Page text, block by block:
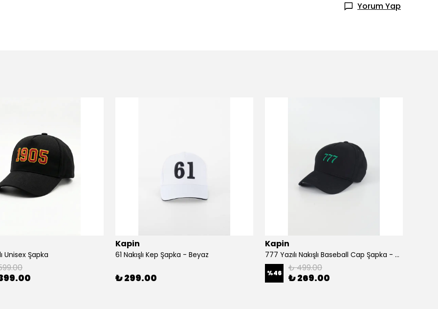
Yorum Yap
Unisex Şapka
Kapin
61 Nakışlı Kep Şapka - Beyaz
₺ 299.00
Kapin
777 Yazılı Nakışlı Baseball Cap Şapka - Siyah
%46 ₺ 499.00
₺ 269.00